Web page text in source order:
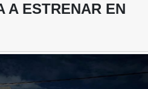
A ESTRENAR EN